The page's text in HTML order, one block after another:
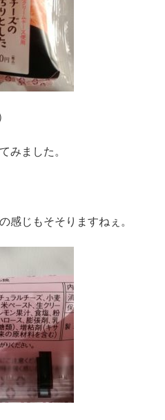
みました。
感じもそそりますねぇ。